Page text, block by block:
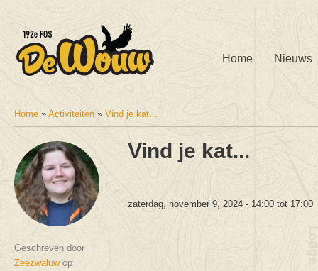
Home Nieuws
U bent hier
Home » Activiteiten » Vind je kat...
Geschreven door
Zeezwaluwop
Vind je kat...
zaterdag, november 9, 2024 - 14:00 tot 17:00